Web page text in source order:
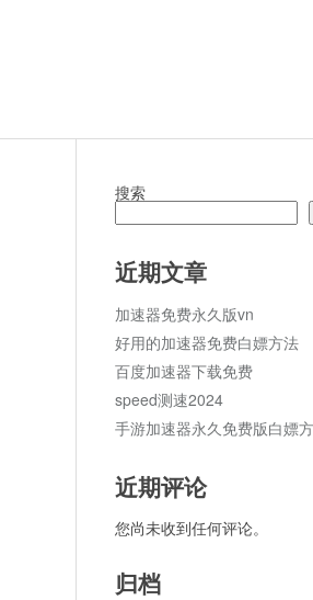
搜索
近期文章
加速器免费永久版vn
好用的加速器免费白嫖方法
百度加速器下载免费
speed测速2024
手游加速器永久免费版白嫖
近期评论
您尚未收到任何评论。
归档